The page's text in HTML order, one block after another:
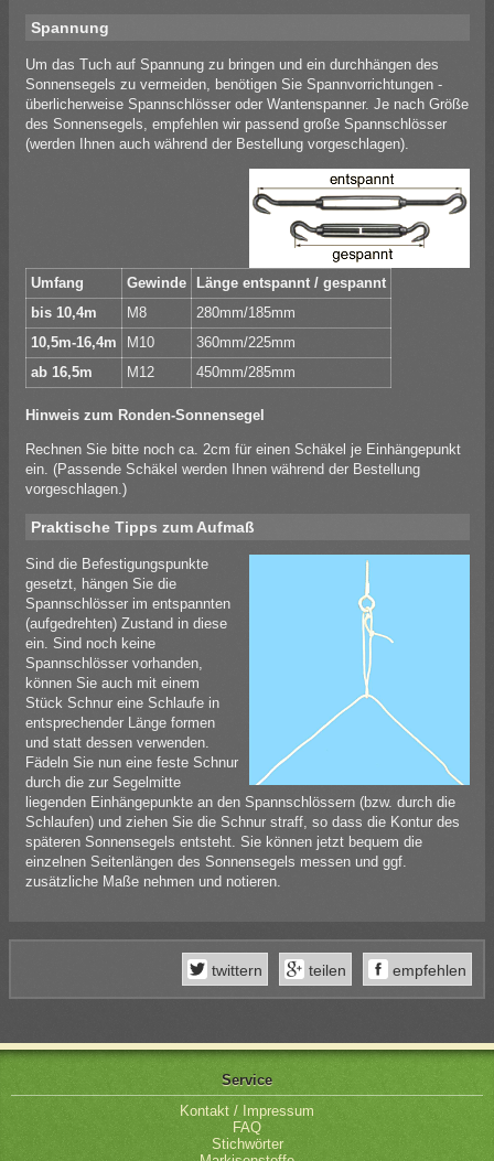
Spannung
Um das Tuch auf Spannung zu bringen und ein durchhängen des
Sonnensegels zu vermeiden, benötigen Sie Spannvorrichtungen -
überlicherweise Spannschlösser oder Wantenspanner. Je nach Größe
des Sonnensegels, empfehlen wir passend große Spannschlösser
(werden Ihnen auch während der Bestellung vorgeschlagen).
Umfang Gewinde
Länge entspannt / gespannt
bis 10,4m
M8
280mm/185mm
10,5m-16,4m
M10
360mm/225mm
ab 16,5m
M12 450mm/285mm
Hinweis zum Ronden-Sonnensegel
Rechnen Sie bitte noch ca. 2cm für einen Schäkel je Einhängepunkt
ein. (Passende Schäkel werden Ihnen während der Bestellung
vorgeschlagen.)
Praktische Tipps zum Aufmaß
Sind die Befestigungspunkte
gesetzt, hängen Sie die
Spannschlösser im entspannten
(aufgedrehten) Zustand in diese
ein. Sind noch keine
Spannschlösser vorhanden,
können Sie auch mit einem
Stück Schnur eine Schlaufe in
entsprechender Länge formen
und statt dessen verwenden.
Fädeln Sie nun eine feste Schnur
durch die zur Segelmitte
liegenden Einhängepunkte an den Spannschlössern (bzw. durch die
Schlaufen) und ziehen Sie die Schnur straff, so dass die Kontur des
späteren Sonnensegels entsteht. Sie können jetzt bequem die
einzelnen Seitenlängen des Sonnensegels messen und ggf.
zusätzliche Maße nehmen und notieren.
empfehlen
teilen
twittern
Service
Kontakt / Impressum
FAQ
Stichwörter